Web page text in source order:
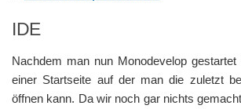
IDE
Nachdem man nun Monodevelop
einer Startseite auf der man die zuletzt
öffnen kann. Da wir noch gar nichts